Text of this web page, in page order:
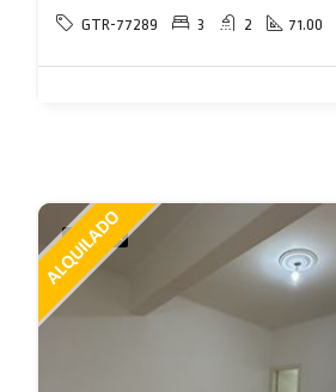
GTR-77289 3 2 71.00
DESTACADA